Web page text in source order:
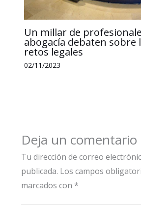
Un millar de
abogacía debaten sobre
retos legales
02/11/2023
Deja un comentario
Tu dirección de correo
publicada. Los campos
marcados con *